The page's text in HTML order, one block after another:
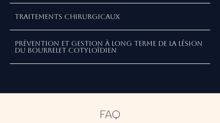
Traitements chirurgicaux
Prévention et gestion à long terme de la lésion
du bourrelet Cotyloïdien
FAQ